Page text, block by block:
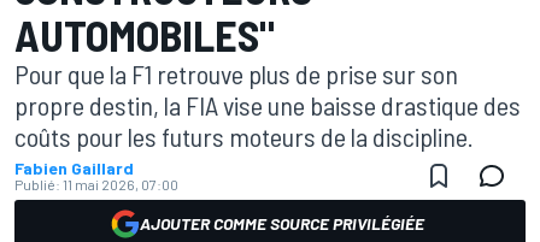
AUTOMOBILES"
Pour que la F1 retrouve plus de prise sur son
propre destin, la FIA vise une baisse drastique des
coûts pour les futurs moteurs de la discipline.
Fabien Gaillard
Publié: 11 mai 2026, 07:00
AJOUTER COMME SOURCE PRIVILÉGIÉE